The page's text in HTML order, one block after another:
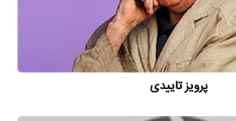
پرویز تاییدی